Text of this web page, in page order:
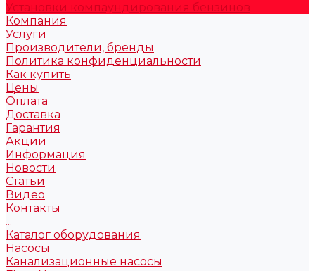
Установки компаундирования бензинов
Компания
Услуги
Производители, бренды
Политика конфиденциальности
Как купить
Цены
Оплата
Доставка
Гарантия
Акции
Информация
Новости
Статьи
Видео
Контакты
...
Каталог оборудования
Насосы
Канализационные насосы